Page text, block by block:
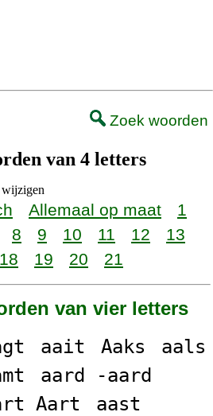
Zoek woorden
van 4 letters
Allemaal op maat
1
8 9 10 11 12
13
18 19 20 21
van vier letters
aait Aaks
aals
aard -aard
Aart
aast